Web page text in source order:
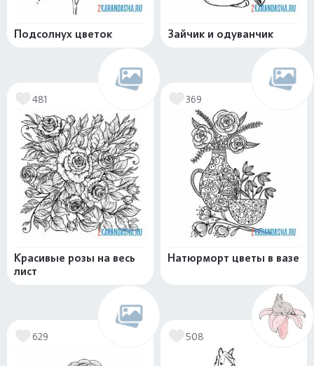
Подсолнух цветок Зайчик и одуванчик
481
Красивые розы на весь
лист
369
Натюрморт цветы в вазе
629 508